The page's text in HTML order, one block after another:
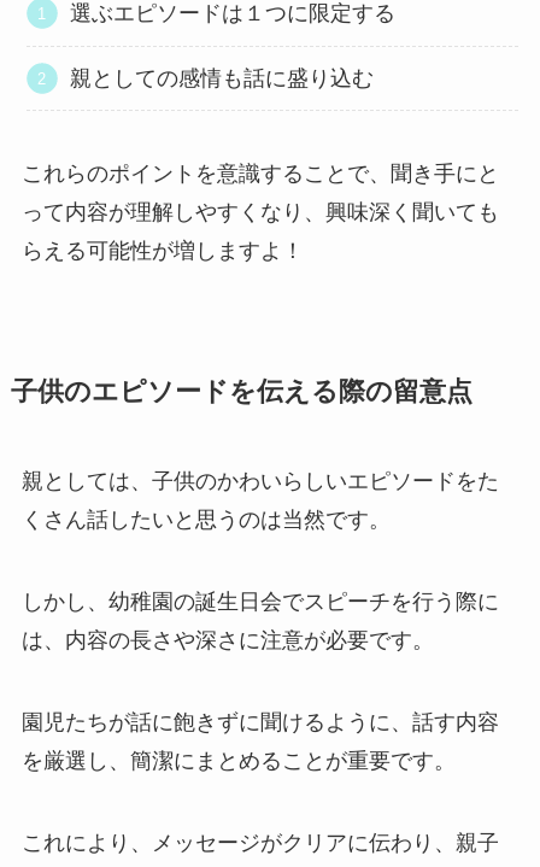
選ぶエピソードは１つに限定する
親としての感情も話に盛り込む
これらのポイントを意識することで、聞き手にと
って内容が理解しやすくなり、興味深く聞いても
らえる可能性が増しますよ！
子供のエピソードを伝える際の留意点
親としては、子供のかわいらしいエピソードをた
くさん話したいと思うのは当然です。
しかし、幼稚園の誕生日会でスピーチを行う際に
は、内容の長さや深さに注意が必要です。
園児たちが話に飽きずに聞けるように、話す内容
を厳選し、簡潔にまとめることが重要です。
これにより、メッセージがクリアに伝わり、親子